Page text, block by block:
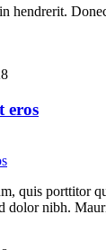
hendrerit.
eros
quis porttitor
dolor nibh.